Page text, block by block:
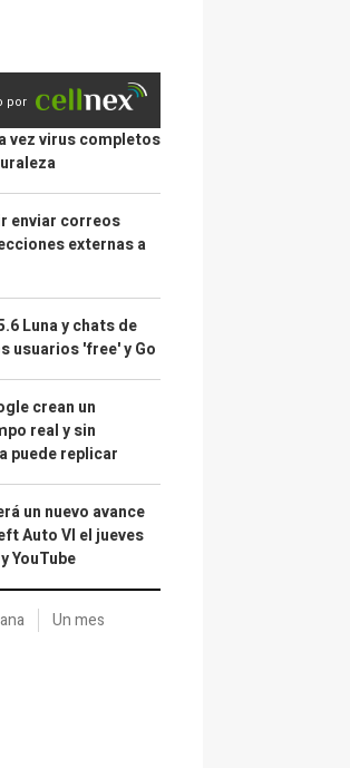
por
vez virus completos
enviar correos
externas a
Luna y chats de
usuarios 'free' y Go
crean un
real y sin
puede replicar
un nuevo avance
Auto VI el jueves
YouTube
Un mes